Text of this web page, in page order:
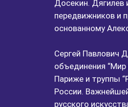
Досекин. Дягилев
передвижников и
основанному
Сергей Павлович
объединения “Мир
Париже и труппы
России.
русского